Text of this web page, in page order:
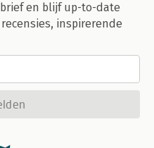
en blijf up-to-date
inspirerende